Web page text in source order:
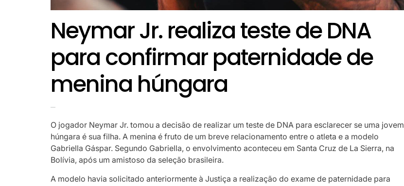
Neymar Jr. realiza teste de DNA
para confirmar paternidade de
menina húngara
O jogador Neymar Jr. tomou a decisão de realizar um teste de DNA para esclarecer se uma jovem
húngara é sua filha. A menina é fruto de um breve relacionamento entre o atleta e a modelo
Gabriella Gáspar. Segundo Gabriella, o envolvimento aconteceu em Santa Cruz de La Sierra, na
Bolívia, após um amistoso da seleção brasileira.
A modelo havia solicitado anteriormente à Justiça a realização do exame de paternidade para